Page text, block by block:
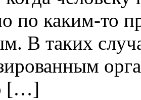
по каким-то
В таких
[…]